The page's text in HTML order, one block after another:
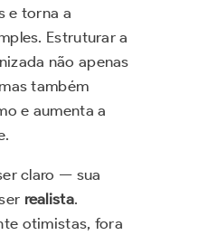
e torna a
Estruturar a
não apenas
também
e aumenta a
claro — sua
realista.
otimistas, fora